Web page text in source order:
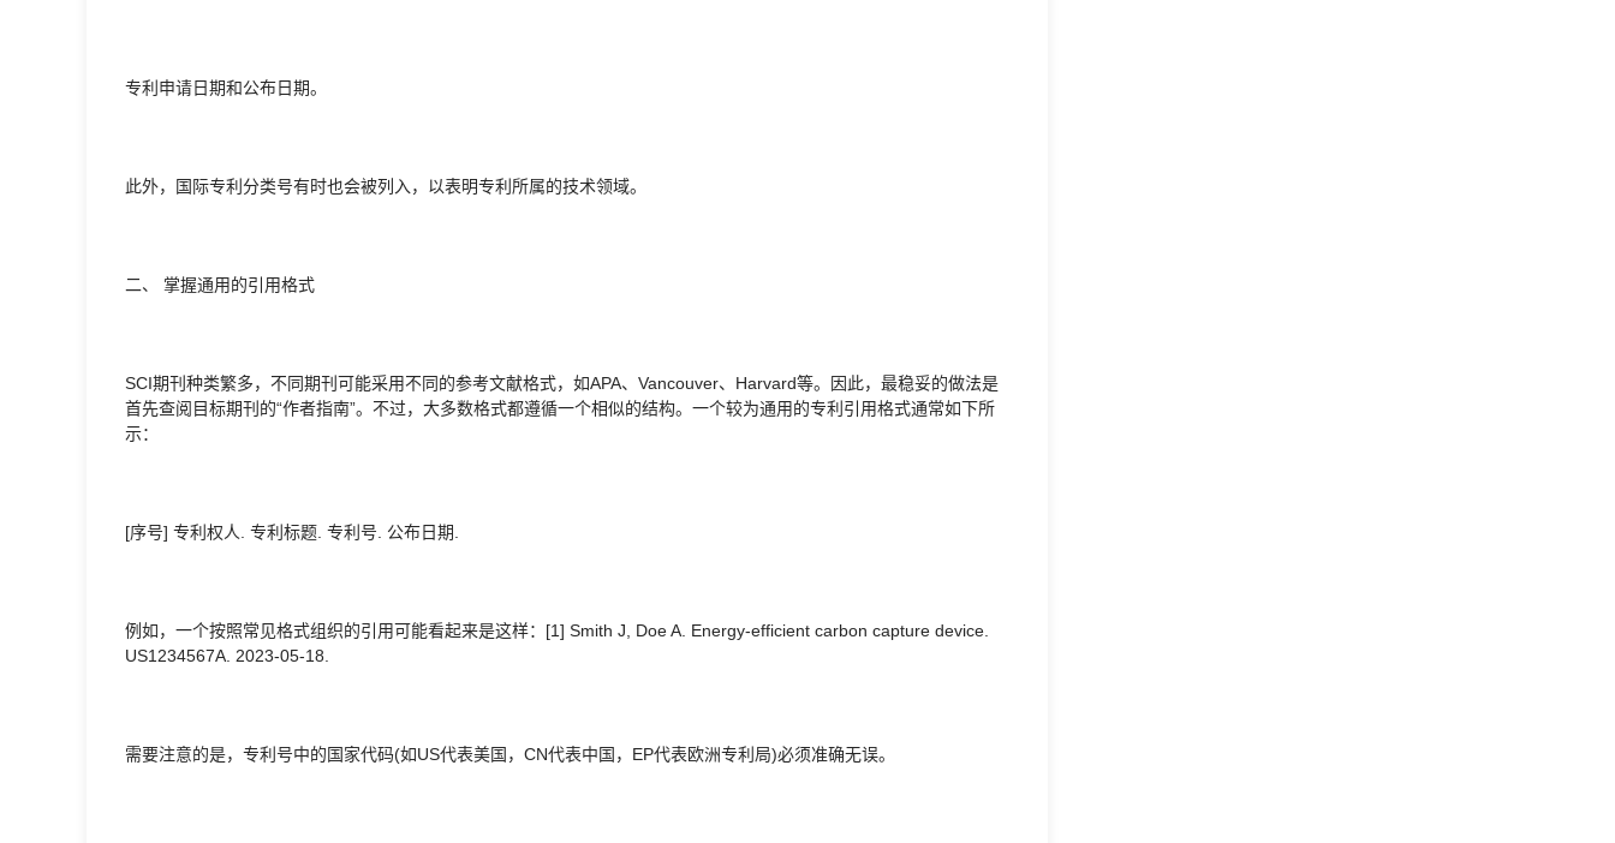
专利申请日期和公布日期。
此外，国际专利分类号有时也会被列入，以表明专利所属的技术领域。
二、 掌握通用的引用格式
SCI期刊种类繁多，不同期刊可能采用不同的参考文献格式，如APA、Vancouver、Harvard等。因此，最稳妥的做法是
首先查阅目标期刊的“作者指南”。不过，大多数格式都遵循一个相似的结构。一个较为通用的专利引用格式通常如下所
示：
[序号] 专利权人. 专利标题. 专利号. 公布日期.
例如，一个按照常见格式组织的引用可能看起来是这样：[1] Smith J, Doe A. Energy-efficient carbon capture device.
US1234567A. 2023-05-18.
需要注意的是，专利号中的国家代码(如US代表美国，CN代表中国，EP代表欧洲专利局)必须准确无误。